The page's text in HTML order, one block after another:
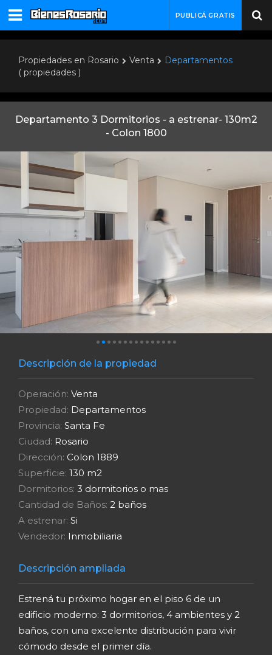
PUBLICÁ GRATIS
Propiedades en Rosario Venta
Departamentos
( propiedades )
Departamento 3 Dormitorios - a estrenar- 130m2
- Colon 1800
Descripción de la propiedad
Operación: Venta
Propiedad: Departamentos
Provincia: Santa Fe
Ciudad: Rosario
Dirección: Colon 1889
Superficie: 130 m2
Dormitorios: 3 dormitorios o mas
Cantidad de Baños: 2 baños
A estrenar: Si
Vendedor: Inmobiliaria
Descripción ampliada
Estrená tu próximo hogar en el piso 6 de un
edificio moderno: 3 dormitorios, 4 ambientes y 2
baños, con una excelente distribución para vivir
cómodo desde el primer día.